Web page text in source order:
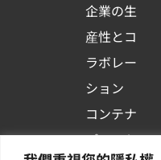
企業の生
産性とコ
ラボレー
ション
コンテナ
プラット